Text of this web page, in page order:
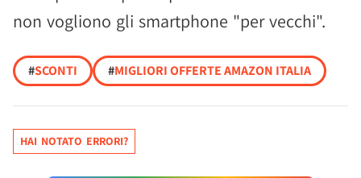
non vogliono gli smartphone "per vecchi".
#SCONTI #MIGLIORI OFFERTE AMAZON ITALIA
HAI NOTATO ERRORI?